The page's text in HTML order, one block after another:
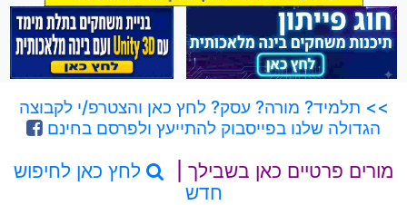
>> תלמיד? מורה? עסק? לחץ כאן והצטרפ/י לקבוצה
הגדולה שלנו בפייסבוק להתייעץ ולפרסם בחינם
מורים פרטיים כאן בשבילך |
לחץ כאן לחיפוש
חדש